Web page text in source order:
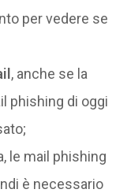
per vedere se
, anche se la
phishing di oggi
le mail phishing
è necessario